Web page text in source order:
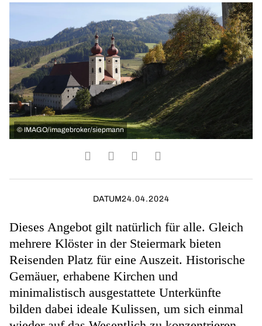
© IMAGO/imagebroker/siepmann
DATUM24.04.2024
Dieses Angebot gilt natürlich für alle. Gleich
mehrere Klöster in der Steiermark bieten
Reisenden Platz für eine Auszeit. Historische
Gemäuer, erhabene Kirchen und
minimalistisch ausgestattete Unterkünfte
bilden dabei ideale Kulissen, um sich einmal